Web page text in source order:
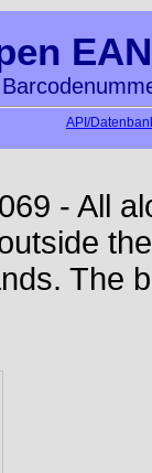
API/
- All
The